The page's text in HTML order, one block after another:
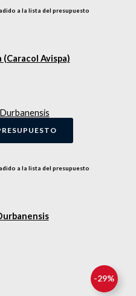
a la lista del presupuesto
(Caracol Avispa)
a la lista del presupuesto
-29%